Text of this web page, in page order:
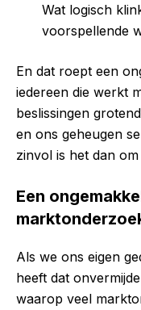
Wat logisch
voorspellende
En dat roept een
iedereen die werkt
beslissingen
en ons geheugen
zinvol is het dan
Een
Als we ons eigen
heeft dat
waarop veel